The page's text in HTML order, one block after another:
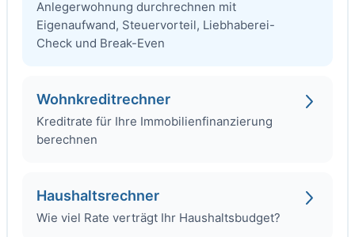
Anlegerwohnung durchrechnen mit
Eigenaufwand, Steuervorteil, Liebhaberei-
Check und Break-Even
Wohnkreditrechner
Kreditrate für Ihre Immobilienfinanzierung
berechnen
Haushaltsrechner
Wie viel Rate verträgt Ihr Haushaltsbudget?